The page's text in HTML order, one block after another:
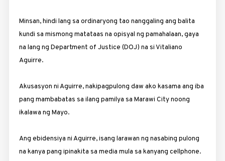
Minsan, hindi lang sa ordinaryong tao nanggaling ang balita
kundi sa mismong matataas na opisyal ng pamahalaan, gaya
na lang ng Department of Justice (DOJ) na si Vitaliano
Aguirre.
Akusasyon ni Aguirre, nakipagpulong daw ako kasama ang iba
pang mambabatas sa ilang pamilya sa Marawi City noong
ikalawa ng Mayo.
Ang ebidensiya ni Aguirre, isang larawan ng nasabing pulong
na kanya pang ipinakita sa media mula sa kanyang cellphone.